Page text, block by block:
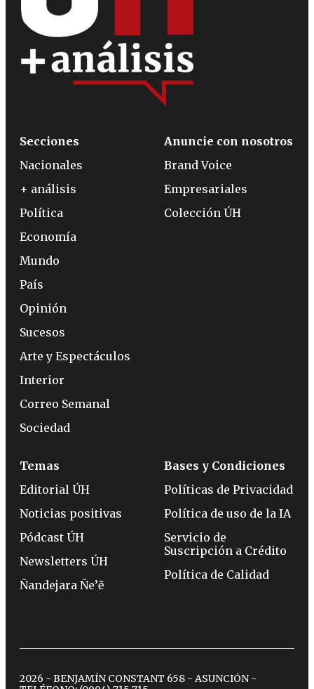
Secciones
Nacionales
+ análisis
Política
Economía
Mundo
País
Opinión
Sucesos
Arte y Espectáculos
Interior
Correo Semanal
Sociedad
Anuncie con nosotros
Brand Voice
Empresariales
Colección ÚH
Temas
Editorial ÚH
Noticias positivas
Pódcast ÚH
Newsletters ÚH
Ñandejara Ñe’ẽ
Bases y Condiciones
Políticas de Privacidad
Política de uso de la IA
Servicio de
Suscripción a Crédito
Política de Calidad
2026 - BENJAMÍN CONSTANT 658 - ASUNCIÓN -